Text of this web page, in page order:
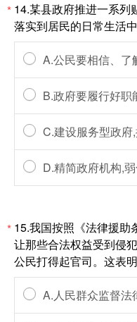
* 14.某县政府推进一系列
落实到居民的日常生活
A.公民要相信、了
B.政府要履行好职
C.建设服务型政府
D.精简政府机构,
* 15.我国按照《法律援助
让那些合法权益受到侵
公民打得起官司。这表明
A.人民群众监督法